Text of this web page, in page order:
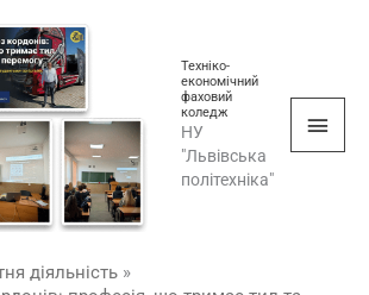
Техніко-
економічний
фаховий
коледж
НУ
"Львівська
політехніка"
діяльність